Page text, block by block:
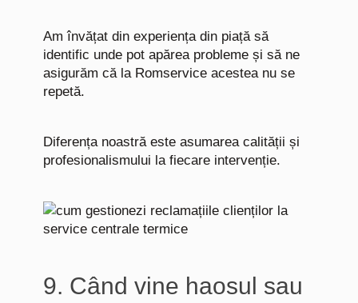
Am învățat din experiența din piață să
identific unde pot apărea probleme și să ne
asigurăm că la Romservice acestea nu se
repetă.
Diferența noastră este asumarea calității și
profesionalismului la fiecare intervenție.
9. Când vine haosul sau